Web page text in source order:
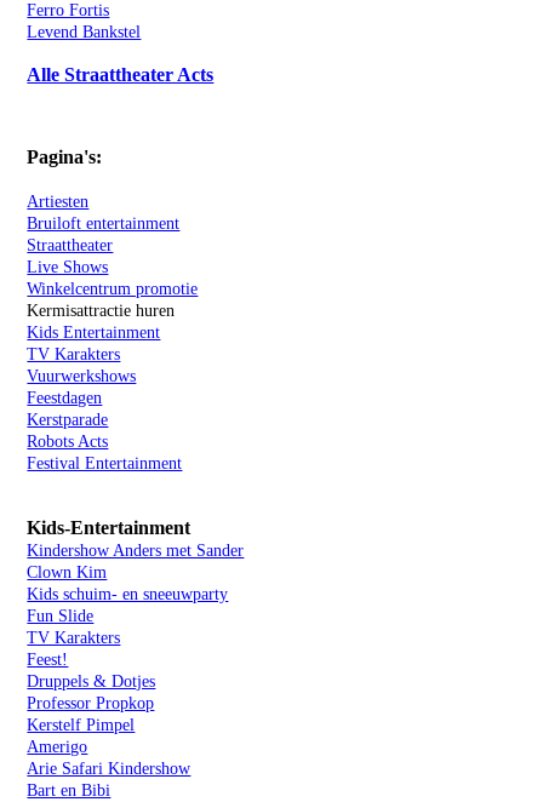
Ferro Fortis
Levend Bankstel
Alle Straattheater Acts
Pagina's:
Artiesten
Bruiloft entertainment
Straattheater
Live Shows
Winkelcentrum promotie
Kermisattractie huren
Kids Entertainment
TV Karakters
Vuurwerkshows
Feestdagen
Kerstparade
Robots Acts
Festival Entertainment
Kids-Entertainment
Kindershow Anders met Sander
Clown Kim
Kids schuim- en sneeuwparty
Fun Slide
TV Karakters
Feest!
Druppels & Dotjes
Professor Propkop
Kerstelf Pimpel
Amerigo
Arie Safari Kindershow
Bart en Bibi